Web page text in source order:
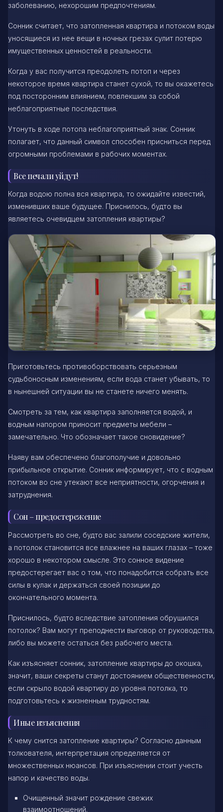
заболеванию, нехорошим предпочтениям.
Сонник считает, что затопленная квартира и потоком воды
уносящиеся из нее вещи в ночных грезах сулит потерю
имущественных ценностей в реальности.
Когда у вас получится преодолеть потоп и через
некоторое время квартира станет сухой, то вы окажетесь
под посторонним влиянием, повлекшим за собой
неблагоприятные последствия.
Утонуть в ходе потопа неблагоприятный знак. Сонник
полагает, что данный символ способен присниться перед
огромными проблемами в рабочих моментах.
Все печали уйдут!
Когда водою полна вся квартира, то ожидайте известий,
изменивших ваше будущее. Приснилось, будто вы
являетесь очевидцем затопления квартиры?
Приготовьтесь противоборствовать серьезным
судьбоносным изменениям, если вода станет убывать, то
в нынешней ситуации вы не станете ничего менять.
Смотреть за тем, как квартира заполняется водой, и
водным напором приносит предметы мебели –
замечательно. Что обозначает такое сновидение?
Наяву вам обеспечено благополучие и довольно
прибыльное открытие. Сонник информирует, что с водным
потоком во сне утекают все неприятности, огорчения и
затруднения.
Сон – предостережение
Рассмотреть во сне, будто вас залили соседские жители,
а потолок становится все влажнее на ваших глазах – тоже
хорошо в некотором смысле. Это сонное видение
предостерегает вас о том, что понадобится собрать все
силы в кулак и держаться своей позиции до
окончательного момента.
Приснилось, будто вследствие затопления обрушился
потолок? Вам могут преподнести выговор от руководства,
либо вы можете остаться без рабочего места.
Как изъясняет сонник, затопление квартиры до окошка,
значит, ваши секреты станут достоянием общественности,
если скрыло водой квартиру до уровня потолка, то
подготовьтесь к жизненным трудностям.
Иные изъяснения
К чему снится затопление квартиры? Согласно данным
толкователя, интерпретация определяется от
множественных нюансов. При изъяснении стоит учесть
напор и качество воды.
Очищенный значит рождение свежих
взаимоотношений.